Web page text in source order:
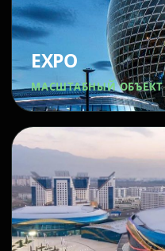
EXPO
МАСШТАБНЫЙ ОБЪЕКТ